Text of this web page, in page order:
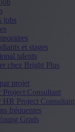
jobs
et stages
talents
chez Bright Plus
projet
Project Consultant
HR Project Consultant
fréquentes
Grads